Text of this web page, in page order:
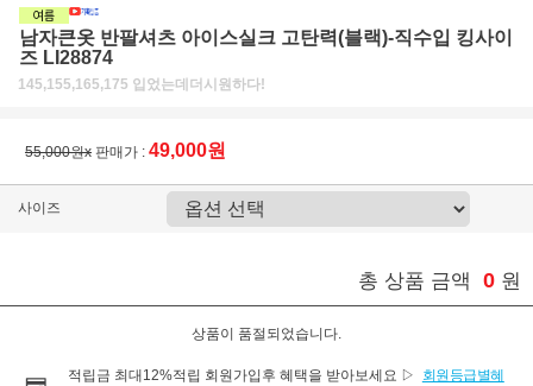
남자큰옷 반팔셔츠 아이스실크 고탄력(블랙)-직수입 킹사이
즈 LI28874
145,155,165,175 입었는데더시원하다!
55,000원x 판매가 : 49,000원
사이즈
총 상품 금액 0 원
상품이 품절되었습니다.
적립금 최대12%적립 회원가입후 혜택을 받아보세요 ▷
회원등급별혜